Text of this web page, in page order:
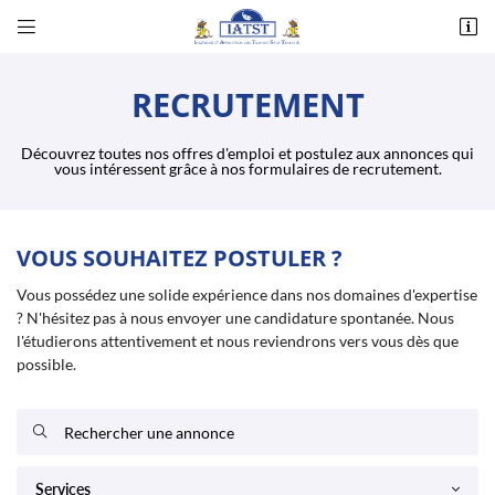
 
Corlay d’en Haut - 14, rue des Essards
02 54 31 00 48
 Adresse email de réception
RECRUTEMENT
Découvrez toutes nos offres d'emploi et postulez aux annonces qui
vous intéressent grâce à nos formulaires de recrutement.
VOUS SOUHAITEZ POSTULER ?
Vous possédez une solide expérience dans nos domaines d'expertise
? N'hésitez pas à nous envoyer une candidature spontanée. Nous
l'étudierons attentivement et nous reviendrons vers vous dès que
possible.

Services